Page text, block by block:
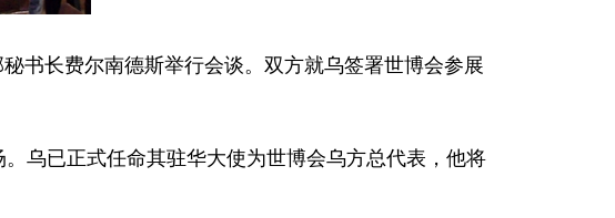
长费尔南德斯举行会谈。双方就乌签署世博会参展
乌已正式任命其驻华大使为世博会乌方总代表，他将